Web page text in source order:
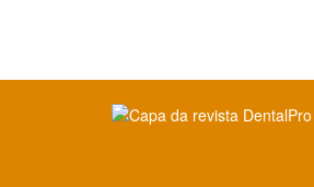
Clique para ler